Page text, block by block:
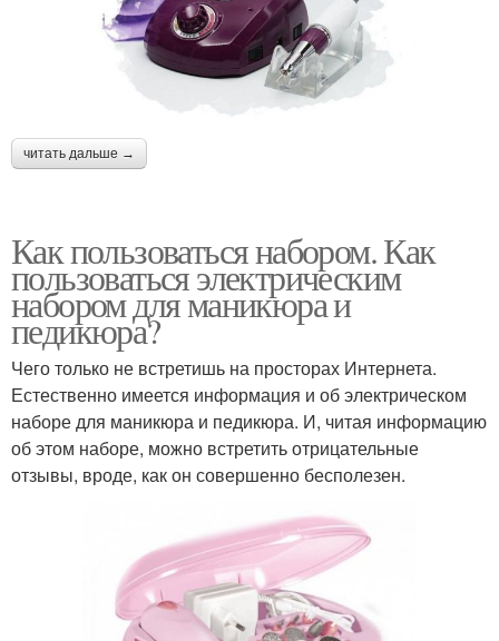
читать дальше →
Как пользоваться набором. Как
пользоваться электрическим
набором для маникюра и
педикюра?
Чего только не встретишь на просторах Интернета.
Естественно имеется информация и об электрическом
наборе для маникюра и педикюра. И, читая информацию
об этом наборе, можно встретить отрицательные
отзывы, вроде, как он совершенно бесполезен.